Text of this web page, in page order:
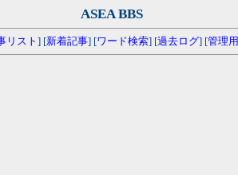
ASEA BBS
リスト ] [新着記事] [ワード検索] [過去ログ] [管理用